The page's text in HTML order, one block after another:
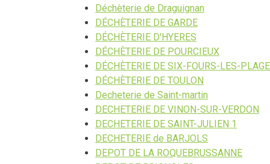
Déchèterie de Draguignan
DÉCHÈTERIE DE GARDE
DÉCHÈTERIE D'HYERES
DÉCHÈTERIE DE POURCIEUX
DÉCHÈTERIE DE SIX-FOURS-LES-
DÉCHÈTERIE DE TOULON
Decheterie de Saint-martin
DECHETERIE DE VINON-SUR-VERDON
DECHETERIE DE SAINT-JULIEN 1
DECHETERIE de BARJOLS
DEPOT DE LA ROQUEBRUSSANNE